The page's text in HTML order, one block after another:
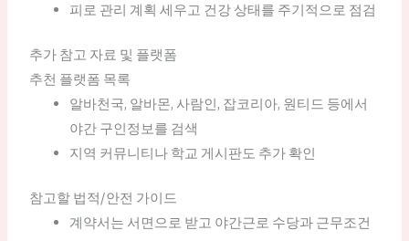
피로 관리 계획 세우고 건강 상태를 주기적으로 점검
추가 참고 자료 및 플랫폼
추천 플랫폼 목록
알바천국, 알바몬, 사람인, 잡코리아, 원티드 등에서
야간 구인정보를 검색
지역 커뮤니티나 학교 게시판도 추가 확인
참고할 법적/안전 가이드
계약서는 서면으로 받고 야간근로 수당과 근무조건